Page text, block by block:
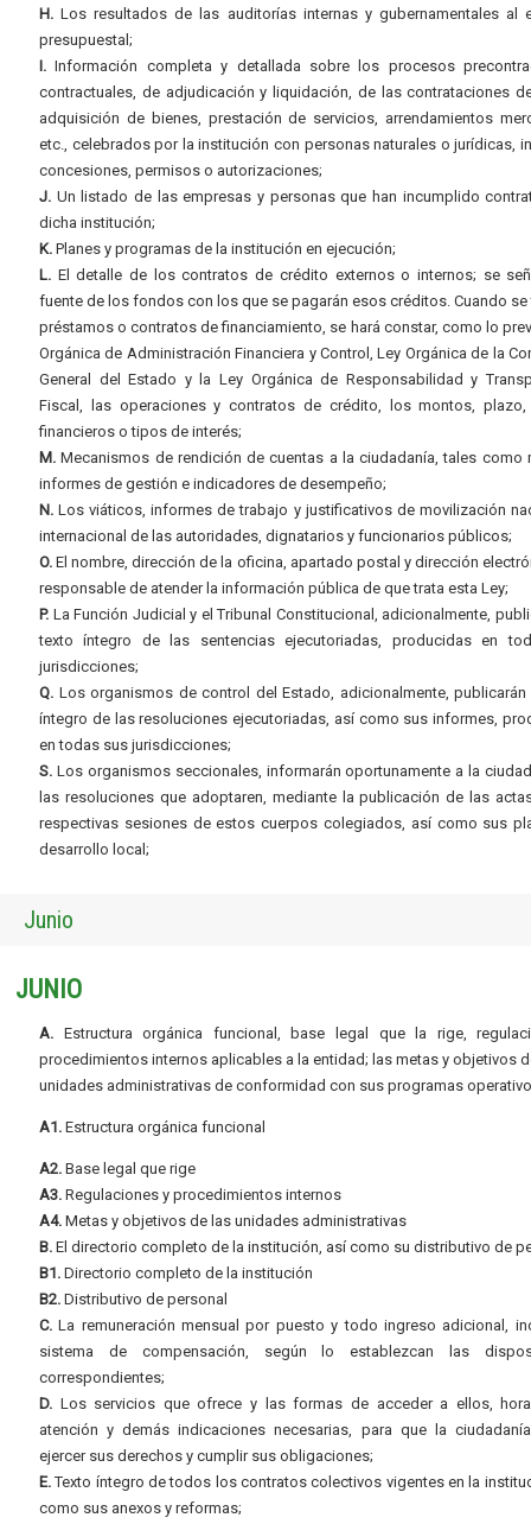
H. Los resultados de las auditorías internas y gubernamentales al
presupuestal;
I. Información completa y detallada sobre los procesos
contractuales, de adjudicación y liquidación, de las contrataciones
adquisición de bienes, prestación de servicios, arrendamientos
etc., celebrados por la institución con personas naturales o jurídicas,
concesiones, permisos o autorizaciones;
J. Un listado de las empresas y personas que han incumplido
dicha institución;
K. Planes y programas de la institución en ejecución;
L. El detalle de los contratos de crédito externos o internos; se
fuente de los fondos con los que se pagarán esos créditos. Cuando se
préstamos o contratos de financiamiento, se hará constar, como lo
Orgánica de Administración Financiera y Control, Ley Orgánica de la
General del Estado y la Ley Orgánica de Responsabilidad y
Fiscal, las operaciones y contratos de crédito, los montos,
financieros o tipos de interés;
M. Mecanismos de rendición de cuentas a la ciudadanía, tales como
informes de gestión e indicadores de desempeño;
N. Los viáticos, informes de trabajo y justificativos de movilización
internacional de las autoridades, dignatarios y funcionarios públicos;
O. El nombre, dirección de la oficina, apartado postal y dirección
responsable de atender la información pública de que trata esta Ley;
P. La Función Judicial y el Tribunal Constitucional, adicionalmente,
texto íntegro de las sentencias ejecutoriadas, producidas en
jurisdicciones;
Q. Los organismos de control del Estado, adicionalmente, publicarán
íntegro de las resoluciones ejecutoriadas, así como sus informes,
en todas sus jurisdicciones;
S. Los organismos seccionales, informarán oportunamente a la
las resoluciones que adoptaren, mediante la publicación de las
respectivas sesiones de estos cuerpos colegiados, así como sus
desarrollo local;
Junio
JUNIO
A. Estructura orgánica funcional, base legal que la rige,
procedimientos internos aplicables a la entidad; las metas y objetivos
unidades administrativas de conformidad con sus programas
A1. Estructura orgánica funcional
A2. Base legal que rige
A3. Regulaciones y procedimientos internos
A4. Metas y objetivos de las unidades administrativas
B. El directorio completo de la institución, así como su distributivo de
B1. Directorio completo de la institución
B2. Distributivo de personal
C. La remuneración mensual por puesto y todo ingreso adicional,
sistema de compensación, según lo establezcan las
correspondientes;
D. Los servicios que ofrece y las formas de acceder a ellos,
atención y demás indicaciones necesarias, para que la
ejercer sus derechos y cumplir sus obligaciones;
E.Texto íntegro de todos los contratos colectivos vigentes en la
como sus anexos y reformas;